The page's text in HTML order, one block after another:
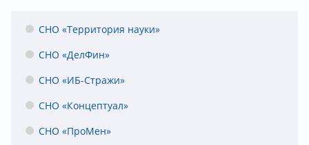
СНО «Территория науки»
СНО «ДелФин»
СНО «ИБ-Стражи»
СНО «Концептуал»
СНО «ПроМен»